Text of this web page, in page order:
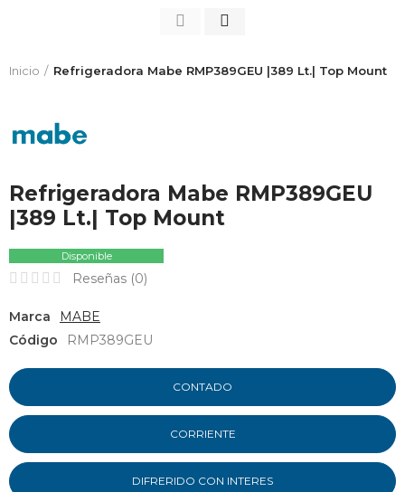
Inicio Refrigeradora Mabe RMP389GEU |389 Lt.| Top Mount
Refrigeradora Mabe RMP389GEU
|389 Lt.| Top Mount
Disponible
Reseñas (0)
Marca
MABE
Código
RMP389GEU
CONTADO
CORRIENTE
DIFRERIDO CON INTERES